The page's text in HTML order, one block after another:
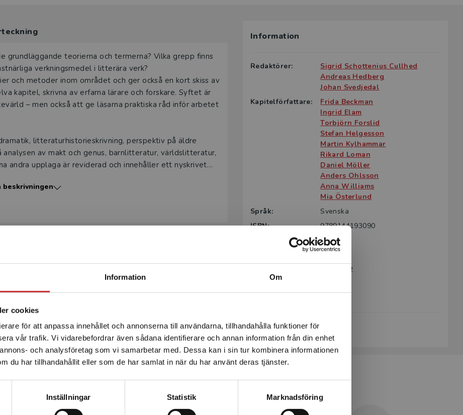
Information Om
cookies
för att anpassa innehållet och annonserna till användarna, tillhandahålla funktioner för
vår trafik. Vi vidarebefordrar även sådana identifierare och annan information från din enhet
och analysföretag som vi samarbetar med. Dessa kan i sin tur kombinera informationen
du har tillhandahållit eller som de har samlat in när du har använt deras tjänster.
Inställningar Statistik Marknadsföring
Begränsad fraktregion
Det verkar som att du besöker studentlitteratur.se via en
enhet utanför Sverige. Vi erbjuder inte leveranser utanför
Sverige. För att kunna slutföra ett köp måste
leveransadressen vara i Sverige.Läs mer
.
provexemplar tillhandahålls via Studora.se och ger dig tillgång till boken
dagar. Observera att erbjudandet endast gäller relevanta produkter för din
(nivå och ämne) och dig som är verksam i Sverige. Du kan alltid kontakta
om du önskar ytterligare information eller har frågor om produkten.
kan beställas av lärare på universitet eller högskola. Om det gäller
Logga in
teorierna och termerna? Vilka grepp finns
verkningsmedel i litterära verk?
och metoder inom området och ger också en kort skiss av
kapitel, skrivna av erfarna lärare och forskare. Syftet är
– men också att ge läsarna praktiska råd inför arbetet
litteraturhistorieskrivning, perspektiv på äldre
av makt och genus, barnlitteratur, världslitteratur,
andra upplaga är reviderad och innehåller ett nyskrivet
beskrivningen
Information
Redaktörer:
Sigrid Schottenius Cullhed
Andreas Hedberg
Johan Svedjedal
Kapitelförfattare:
Frida Beckman
Ingrid Elam
Torbjörn Forslid
Stefan Helgesson
Martin Kylhammar
Rikard Loman
Daniel Möller
Anders Ohlsson
Anna Williams
Mia Österlund
Språk:
Svenska
ISBN:
9789144193090
Utgivningsår:
2020
40752-02
Köp- och leveransvillkor
Författare